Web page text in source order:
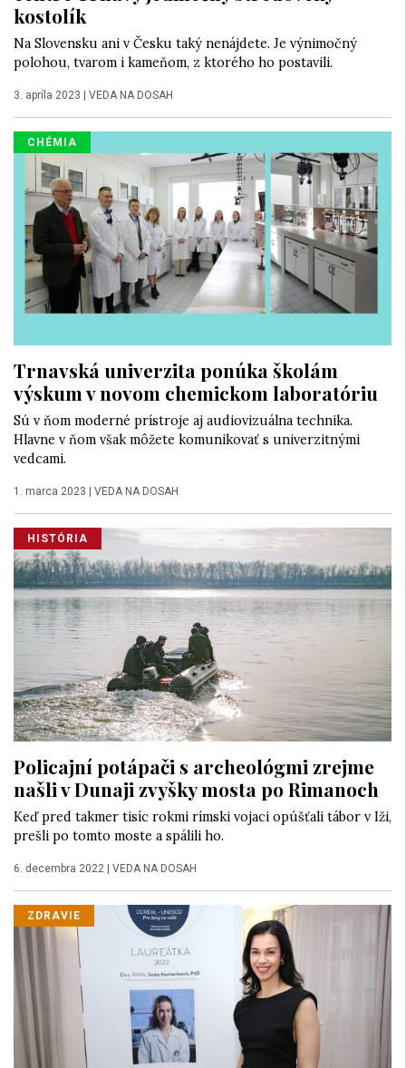
kostolík
Na Slovensku ani v Česku taký nenájdete. Je výnimočný
polohou, tvarom i kameňom, z ktorého ho postavili.
3. apríla 2023 | VEDA NA DOSAH
CHÉMIA
Trnavská univerzita ponúka školám
výskum v novom chemickom laboratóriu
Sú v ňom moderné prístroje aj audiovizuálna technika.
Hlavne v ňom však môžete komunikovať s univerzitnými
vedcami.
1. marca 2023 VEDA NA DOSAH
HISTÓRIA
Policajní potápači s archeológmi zrejme
našli v Dunaji zvyšky mosta po Rimanoch
Keď pred takmer tisíc rokmi rímski vojaci opúšťali tábor v Iži,
prešli po tomto moste a spálili ho.
6. decembra 2022 VEDA NA DOSAH
ZDRAVIE